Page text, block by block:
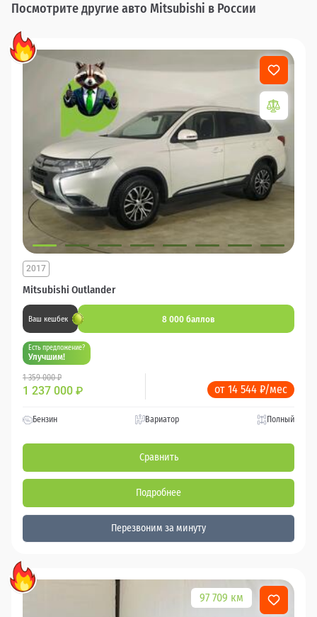
Посмотрите другие авто Mitsubishi в России
Mitsubishi Outlander
2017
Ваш кешбек 8 000 баллов
Есть предложение?
Улучшим!
1 359 000 ₽
1 237 000 ₽ от 14 544 ₽/мес
Бензин Вариатор Полный
Сравнить
Подробнее
Перезвоним за минуту
97 709 км